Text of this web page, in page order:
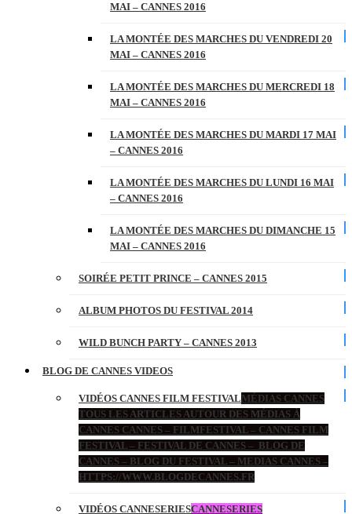
MAI – CANNES 2016
LA MONTÉE DES MARCHES DU VENDREDI 20
MAI – CANNES 2016
LA MONTÉE DES MARCHES DU MERCREDI 18
MAI – CANNES 2016
LA MONTÉE DES MARCHES DU MARDI 17 MAI
– CANNES 2016
LA MONTÉE DES MARCHES DU LUNDI 16 MAI
– CANNES 2016
LA MONTÉE DES MARCHES DU DIMANCHE 15
MAI – CANNES 2016
SOIRÉE PETIT PRINCE – CANNES 2015
ALBUM PHOTOS DU FESTIVAL 2014
WILD BUNCH PARTY – CANNES 2013
BLOG DE CANNES VIDEOS
VIDÉOS CANNES FILM FESTIVALMÉDIAS CANNES
TOUS LES ARTICLES AUTOUR DES MÉDIAS À
CANNES CANNES – FILMFESTIVAL – CANNES FILM
FESTIVAL – FESTIVAL DE CANNES – BLOG DE
CANNES – BLOG DU FESTIVAL – MEDIAS CANNES –
HTTPS://WWW.BLOGDECANNES.FR
VIDÉOS CANNESERIESCANNESERIES